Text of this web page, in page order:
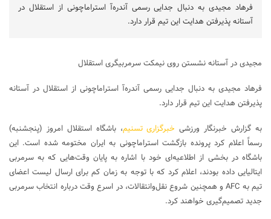
فرهاد مجیدی به دنبال جدایی رسمی آندره‌آ استراماچونی از استقلال در
آستانه پذیرفتن هدایت این تیم قرار دارد.
مجیدی در آستانه نشستن روی نیمکت سرمربیگری استقلال
فرهاد مجیدی به دنبال جدایی رسمی آندره‌آ استراماچونی از استقلال در آستانه
پذیرفتن هدایت این تیم قرار دارد.
به گزارش خبرنگار ورزشی خبرگزاری تسنیم، باشگاه استقلال امروز (پنجشنبه)
رسماً اعلام کرد پرونده بازگشت استراماچونی به ایران مختومه شده است. این
باشگاه در بخشی از اطلاعیه‌ای خود با اشاره به پایان وقت‌هایی که به سرمربی
ایتالیایی داده بودند، اعلام کرد که با توجه به زمان کم برای ارسال لیست اعضای
تیم به AFC و همچنین شروع نقل‌وانتقالات، در اسرع وقت درباره انتخاب سرمربی
جدید تصمیم‌گیری خواهند کرد.